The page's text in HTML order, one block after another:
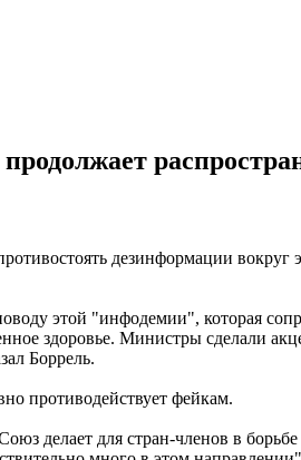
дезинформации
этой "инфодемии", которая
здоровье. Министры сделали
Боррель.
противодействует фейкам.
делает для стран-членов в